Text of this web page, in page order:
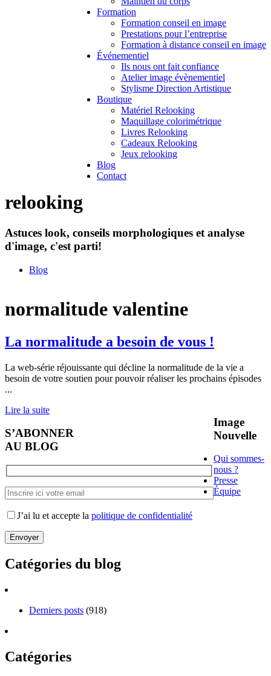
Formation
Formation conseil en image
Prestations pour l’entreprise
Formation à distance conseil en image
Événementiel
Ils nous ont fait confiance
Atelier image évènementiel
Stylisme Direction Artistique
Boutique
Matériel Relooking
Maquillage colorimétrique
Livres Relooking
Cadeaux Relooking
Jeux relooking
Blog
Contact
relooking
Astuces look, conseils morphologiques et analyse
d'image, c'est parti!
Blog
normalitude valentine
La normalitude a besoin de vous !
La web-série réjouissante qui décline la normalitude de la vie a
besoin de votre soutien pour pouvoir réaliser les prochains épisodes
...
Lire la suite
S’ABONNER
AU BLOG
J’ai lu et accepte la politique de confidentialité
Catégories du blog
Derniers posts (918)
Catégories
Image
Nouvelle
Qui sommes-
nous ?
Presse
Équipe